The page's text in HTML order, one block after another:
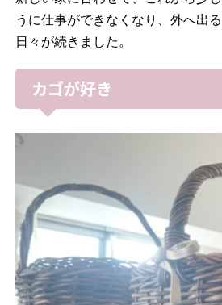
うに仕事ができなくなり、外へ出
日々が続きました。
カゴが好き